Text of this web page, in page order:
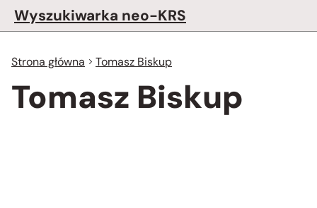
Wyszukiwarka neo-KRS
Strona główna Tomasz Biskup
Tomasz Biskup